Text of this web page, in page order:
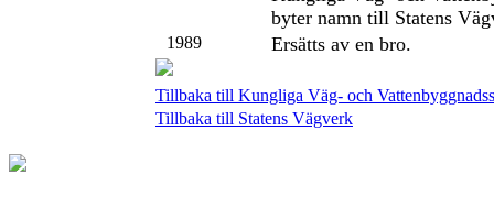
byter namn till Statens
1989 Ersätts av en bro.
Tillbaka till Kungliga Väg- och
Tillbaka till Statens Vägverk